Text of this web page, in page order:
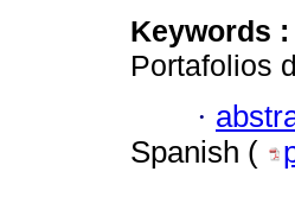
Keywords :
Portafolios
·
Spanish (